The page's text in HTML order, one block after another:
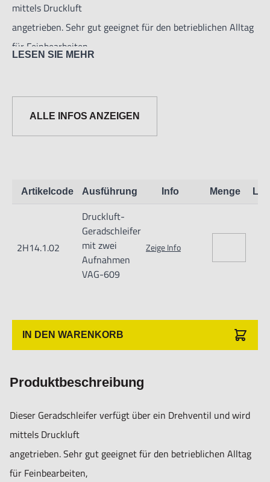
mittels Druckluft
angetrieben. Sehr gut geeignet für den betrieblichen Alltag
für Feinbearbeiten,
1,2 m) mit je einer
Umdrehungen 35000 U/min
Umdrehungssteuerung: Drehventil
Betriebsdruck: max. 6 bar
Luftverbrauch: 0,2m³/min
Gewicht: 350 g
Anschluss: DN 7,5 Nitto
Informationen zur Produktsicherheit:
Nur für technisch versierte und mit dem Produkt vertraute
LESEN SIE MEHR
ALLE INFOS ANZEIGEN
Artikelcode Ausführung Info Menge
2H14.1.02
Druckluft-
Geradschleifer
mit zwei
Aufnahmen
VAG-609
Zeige Info
IN DEN WARENKORB
Produktbeschreibung
Dieser Geradschleifer verfügt über ein Drehventil und wird
mittels Druckluft
angetrieben. Sehr gut geeignet für den betrieblichen Alltag
für Feinbearbeiten,